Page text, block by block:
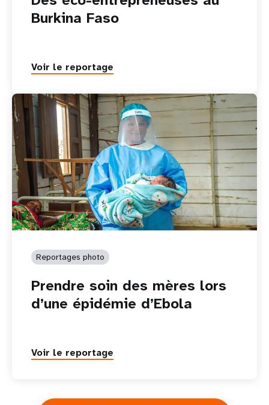
Burkina Faso
Voir le reportage
Reportages photo
Prendre soin des mères lors
d’une épidémie d’Ebola
Voir le reportage